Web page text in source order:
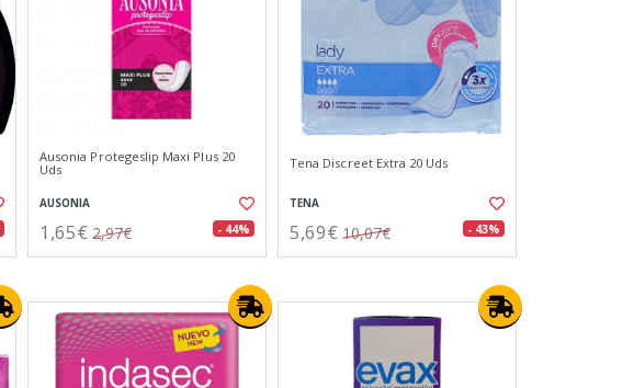
Ausonia Protegeslip Maxi Plus 20
Uds
AUSONIA
1,65€ 2,97€ - 44%
Tena Discreet Extra 20 Uds
TENA
5,69€ 10,07€ - 43%